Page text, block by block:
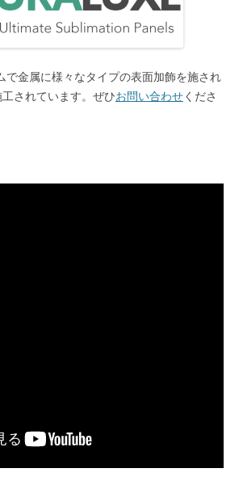
で金属に様々なタイプの表面加飾を施され
されています。ぜひお問い合わせくださ